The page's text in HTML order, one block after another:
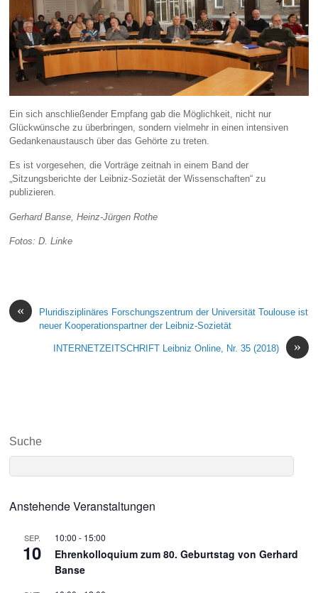
Ein sich anschließender Empfang gab die Möglichkeit, nicht nur
Glückwünsche zu überbringen, sondern vielmehr in einen intensiven
Gedankenaustausch über das Gehörte zu treten.
Es ist vorgesehen, die Vorträge zeitnah in einem Band der
„Sitzungsberichte der Leibniz-Sozietät der Wissenschaften“ zu
publizieren.
Gerhard Banse, Heinz-Jürgen Rothe
Fotos: D. Linke
«
Pluridisziplinäres Forschungszentrum der Universität Toulouse ist
neuer Kooperationspartner der Leibniz-Sozietät
»
INTERNETZEITSCHRIFT Leibniz Online, Nr. 35 (2018)
Suche
Anstehende Veranstaltungen
SEP.
10
10:00 - 15:00
Ehrenkolloquium zum 80. Geburtstag von Gerhard
Banse